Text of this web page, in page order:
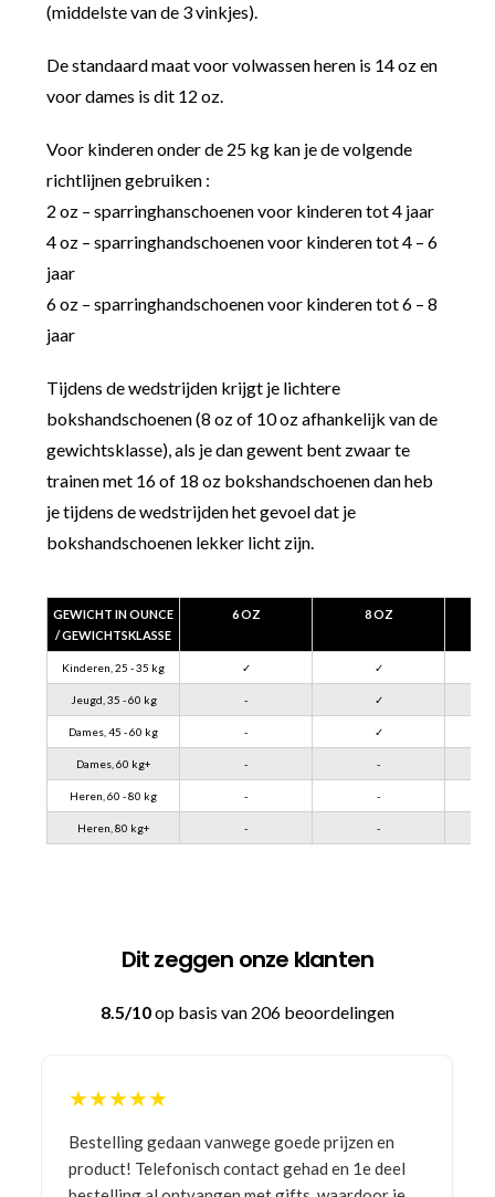
(middelste van de 3 vinkjes).
De standaard maat voor volwassen heren is 14 oz en
voor dames is dit 12 oz.
Voor kinderen onder de 25 kg kan je de volgende
richtlijnen gebruiken :
2 oz – sparringhanschoenen voor kinderen tot 4 jaar
4 oz – sparringhandschoenen voor kinderen tot 4 – 6
jaar
6 oz – sparringhandschoenen voor kinderen tot 6 – 8
jaar
Tijdens de wedstrijden krijgt je lichtere
bokshandschoenen (8 oz of 10 oz afhankelijk van de
gewichtsklasse), als je dan gewent bent zwaar te
trainen met 16 of 18 oz bokshandschoenen dan heb
je tijdens de wedstrijden het gevoel dat je
bokshandschoenen lekker licht zijn.
GEWICHT IN OUNCE
/ GEWICHTSKLASSE
6 OZ 8 OZ
Kinderen, 25 - 35 kg ✓ ✓
Jeugd, 35 - 60 kg - ✓
Dames, 45 - 60 kg - ✓
Dames, 60 kg+ - -
Heren, 60 - 80 kg - -
Heren, 80 kg+ - -
Dit zeggen onze klanten
8.5/10op basis van 206 beoordelingen
★★★★★
Bestelling gedaan vanwege goede prijzen en
product! Telefonisch contact gehad en 1e deel